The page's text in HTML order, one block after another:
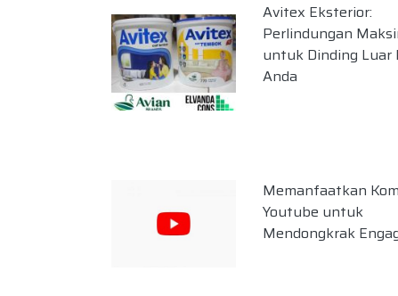
Avitex Eksterior:
Perlindungan
untuk Dinding Luar
Anda
Memanfaatkan
Youtube untuk
Mendongkrak